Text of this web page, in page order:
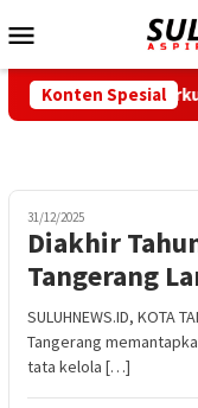
ke
Mobile
Konten Spesial
Perkuat Pelayanan
31/12/2025
Diakhir
Tangerang
SULUHNEWS.ID, KOTA
Tangerang
tata kelola […]